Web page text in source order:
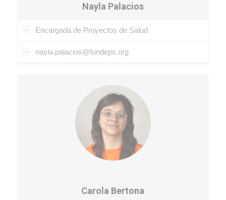
Nayla Palacios
Encargada de Proyectos de Salud
nayla.palacios@fundeps.org
Carola Bertona